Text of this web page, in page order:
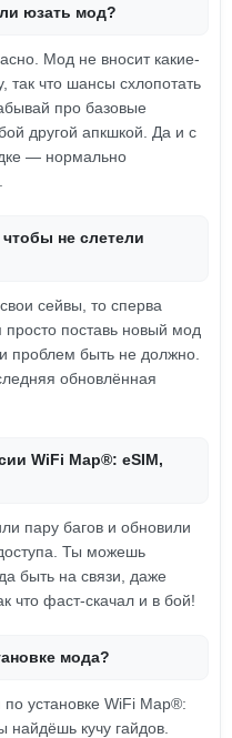
юзать мод?
Мод не вносит какие-
так что шансы схлопотать
про базовые
другой апкшкой. Да и с
— нормально
чтобы не слетели
сейвы, то сперва
поставь новый мод
проблем быть не должно.
обновлённая
WiFi Map®: eSIM,
пару багов и обновили
Ты можешь
быть на связи, даже
что фаст-скачал и в бой!
мода?
по установке WiFi Map®:
кучу гайдов.